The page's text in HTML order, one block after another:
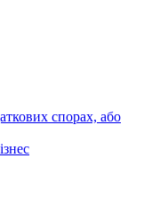
спорах, або